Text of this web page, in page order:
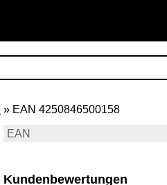
» EAN 4250846500158
EAN
Kundenbewertungen